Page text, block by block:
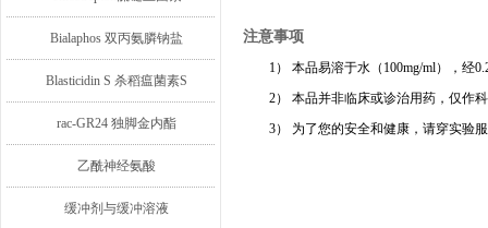
Bialaphos 双丙氨膦钠盐
Blasticidin S 杀稻瘟菌素S
rac-GR24 独脚金内酯
乙酰神经氨酸
缓冲剂与缓冲溶液
注意事项
1） 本品易溶于水（100mg/ml），经
2） 本品并非临床或诊治用药，仅作
3） 为了您的安全和健康，请穿实验